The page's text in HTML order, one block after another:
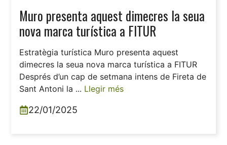
Muro presenta aquest dimecres la seua
nova marca turística a FITUR
Estratègia turística Muro presenta aquest
dimecres la seua nova marca turística a FITUR
Després d’un cap de setmana intens de Fireta de
Sant Antoni la ... Llegir més
22/01/2025